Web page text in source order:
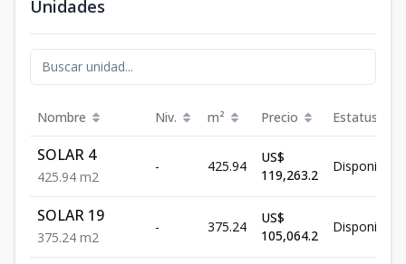
Unidades
Nombre Niv. m² Precio Estatus
SOLAR 4
425.94 m2
- 425.94
US$
119,263.2
Disponible
SOLAR 19
375.24 m2
- 375.24
US$
105,064.2
Disponible